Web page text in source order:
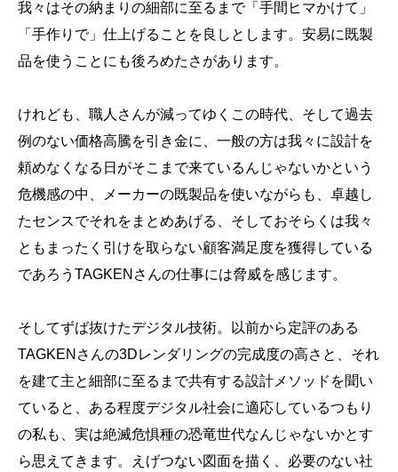
我々はその納まりの細部に至るまで「手間ヒマかけて」
「手作りで」仕上げることを良しとします。安易に既製
品を使うことにも後ろめたさがあります。
けれども、職人さんが減ってゆくこの時代、そして過去
例のない価格高騰を引き金に、一般の方は我々に設計を
頼めなくなる日がそこまで来ているんじゃないかという
危機感の中、メーカーの既製品を使いながらも、卓越し
たセンスでそれをまとめあげる、そしておそらくは我々
ともまったく引けを取らない顧客満足度を獲得している
であろうTAGKENさんの仕事には脅威を感じます。
そしてずば抜けたデジタル技術。以前から定評のある
TAGKENさんの3Dレンダリングの完成度の高さと、それ
を建て主と細部に至るまで共有する設計メソッドを聞い
ていると、ある程度デジタル社会に適応しているつもり
の私も、実は絶滅危惧種の恐竜世代なんじゃないかとす
ら思えてきます。えげつない図面を描く、必要のない社